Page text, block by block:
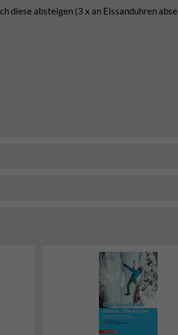
diese absteigen (3 x an Eissanduhren